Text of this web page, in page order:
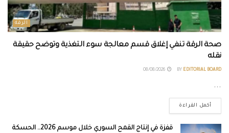
الرقة
صحة الرقة تنفي إغلاق قسم معالجة سوء التغذية وتوضح حقيقة
نقله
BY EDITORIAL BOARD
...
أكمل القراءة
قفزة في إنتاج القمح السوري خلال موسم 2026.. الحسكة